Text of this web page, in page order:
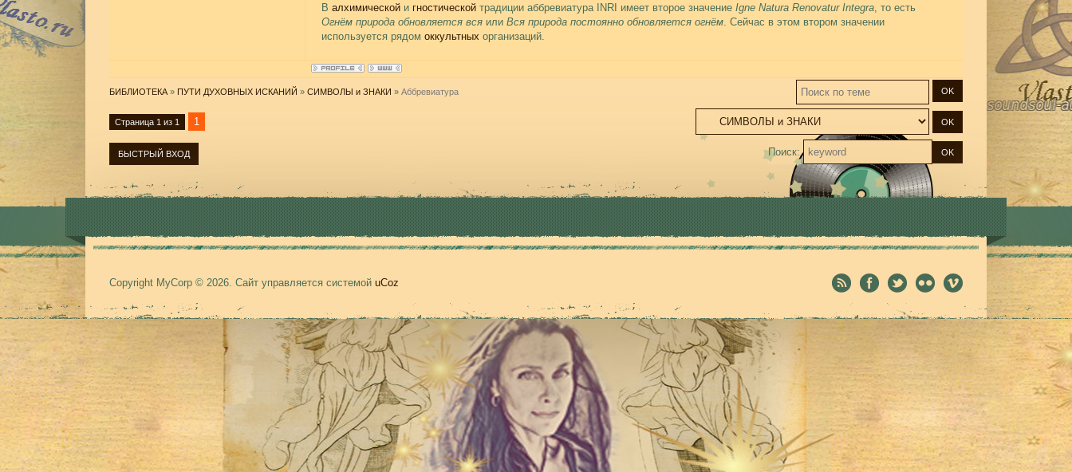
В алхимической и гностической традиции аббревиатура INRI имеет второе значение Igne Natura Renovatur Integra, то есть
Огнём природа обновляется вся или Вся природа постоянно обновляется огнём. Сейчас в этом втором значении
используется рядом оккультных организаций.
БИБЛИОТЕКА » ПУТИ ДУХОВНЫХ ИСКАНИЙ » СИМВОЛЫ и ЗНАКИ » Аббревиатура
Страница 1 из 1 1
Поиск:
Copyright MyCorp © 2026. Сайт управляется системой uCoz